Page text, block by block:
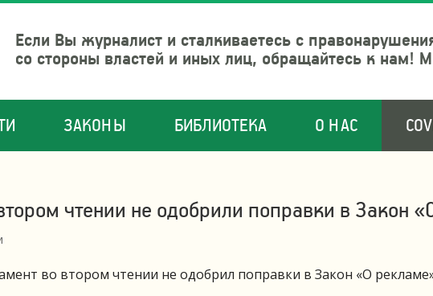
Если Вы журналист и сталкиваетесь с
со стороны властей и иных лиц, обращайтесь к
ЗАКОНЫ БИБЛИОТЕКА О НАС
чтении не одобрили поправки в Закон
во втором чтении не одобрил поправки в Закон «О